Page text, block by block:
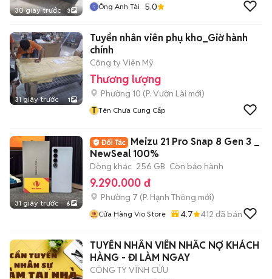
30 giây trước 3 Ông Anh Tài 5.0
31 giây trước 1
Tuyển nhân viên phụ kho_Giờ hành
chính
Công ty Viên Mỹ
Thương lượng
Phường 10 (P. Vườn Lài mới)
T Tên Chưa Cung Cấp
31 giây trước 6
Meizu 21 Pro Snap 8 Gen 3 _
NewSeal 100%
Dòng khác 256 GB Còn bảo hành
9.290.000 đ
Phường 7 (P. Hạnh Thông mới)
Cửa Hàng Vio Store 4.7 412 đã bán
TUYỂN NHÂN VIÊN NHẮC NỢ KHÁCH
HÀNG - ĐI LÀM NGAY
CÔNG TY VĨNH CỬU